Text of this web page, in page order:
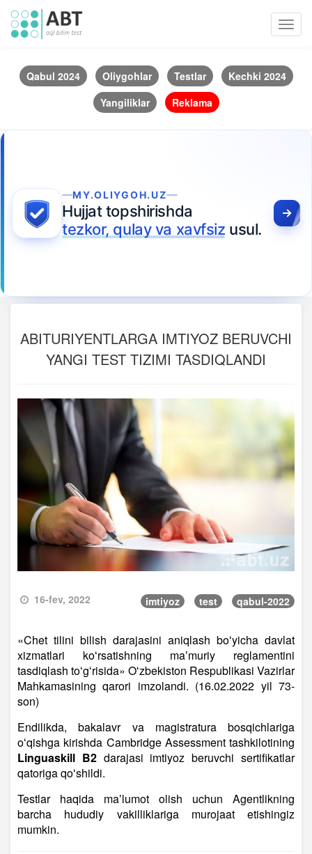
Qabul 2024 Oliygohlar Testlar
Kechki 2024
Yangiliklar
Reklama
MY.OLIYGOH.UZ
Hujjat topshirishda
tezkor, qulay va xavfsiz usul.
ABITURIYENTLARGA IMTIYOZ BERUVCHI
YANGI TEST TIZIMI TASDIQLANDI
16-fev, 2022 imtiyoz test qabul-2022
«Chet tilini bilish darajasini aniqlash boʻyicha davlat
xizmatlari koʻrsatishning maʼmuriy reglamentini
tasdiqlash toʻgʻrisida» Oʻzbekiston Respublikasi Vazirlar
Mahkamasining qarori imzolandi. (16.02.2022 yil 73-
son)
Endilikda, bakalavr va magistratura bosqichlariga
oʻqishga kirishda Cambridge Assessment tashkilotining
Linguaskill B2darajasi imtiyoz beruvchi sertifikatlar
qatoriga qoʻshildi.
Testlar haqida maʼlumot olish uchun Agentlikning
barcha hududiy vakilliklariga murojaat etishingiz
mumkin.